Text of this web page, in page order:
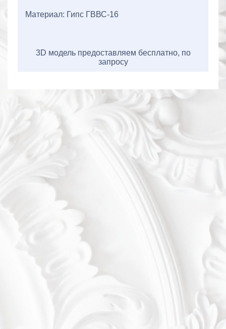
Материал: Гипс ГВВС-16
3D модель предоставляем бесплатно, по
запросу